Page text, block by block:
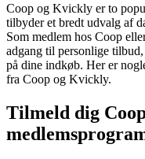
Coop og Kvickly er to
tilbyder et bredt udvalg af
Som medlem hos Coop
adgang til personlige
på dine indkøb. Her er
fra Coop og Kvickly.
Tilmeld dig